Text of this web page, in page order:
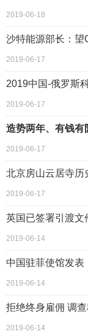
2019-06-18
沙特能源部长：望
2019-06-17
2019中国-俄罗斯
2019-06-17
造势两年、有钱
2019-06-17
北京房山云居寺历
2019-06-17
英国已签署引渡文
2019-06-14
中国驻菲使馆发表
2019-06-14
拒绝终身雇佣 调
2019-06-14